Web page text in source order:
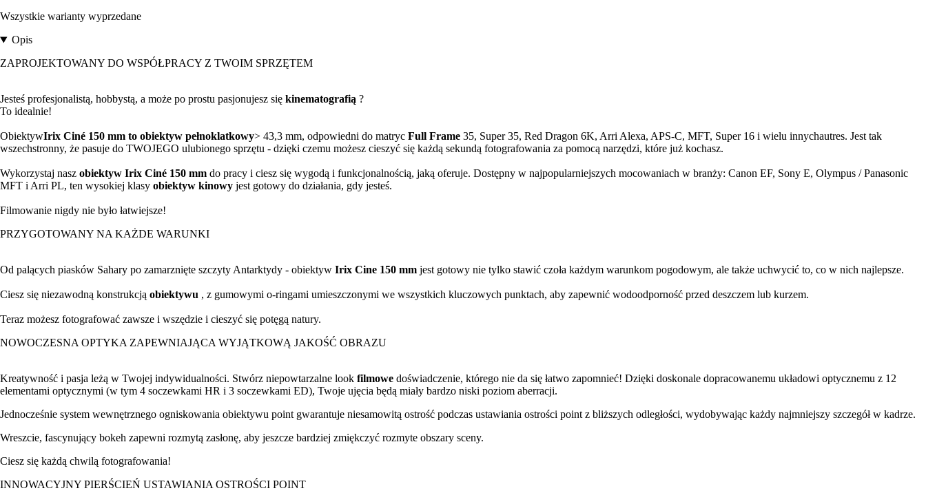
Wszystkie warianty wyprzedane
Opis
ZAPROJEKTOWANY DO WSPÓŁPRACY Z TWOIM SPRZĘTEM
Jesteś profesjonalistą, hobbystą, a może po prostu pasjonujesz się kinematografią ?
To idealnie!
ObiektywIrix Ciné 150 mm to obiektyw pełnoklatkowy> 43,3 mm, odpowiedni do matryc Full Frame 35, Super 35, Red Dragon 6K, Arri Alexa, APS-C, MFT, Super 16 i wielu innychautres. Jest tak
wszechstronny, że pasuje do TWOJEGO ulubionego sprzętu - dzięki czemu możesz cieszyć się każdą sekundą fotografowania za pomocą narzędzi, które już kochasz.
Wykorzystaj nasz obiektyw Irix Ciné 150 mm do pracy i ciesz się wygodą i funkcjonalnością, jaką oferuje. Dostępny w najpopularniejszych mocowaniach w branży: Canon EF, Sony E, Olympus / Panasonic
MFT i Arri PL, ten wysokiej klasy obiektyw kinowy jest gotowy do działania, gdy jesteś.
Filmowanie nigdy nie było łatwiejsze!
PRZYGOTOWANY NA KAŻDE WARUNKI
Od palących piasków Sahary po zamarznięte szczyty Antarktydy - obiektyw Irix Cine 150 mm jest gotowy nie tylko stawić czoła każdym warunkom pogodowym, ale także uchwycić to, co w nich najlepsze.
Ciesz się niezawodną konstrukcją obiektywu , z gumowymi o-ringami umieszczonymi we wszystkich kluczowych punktach, aby zapewnić wodoodporność przed deszczem lub kurzem.
Teraz możesz fotografować zawsze i wszędzie i cieszyć się potęgą natury.
NOWOCZESNA OPTYKA ZAPEWNIAJĄCA WYJĄTKOWĄ JAKOŚĆ OBRAZU
Kreatywność i pasja leżą w Twojej indywidualności. Stwórz niepowtarzalne look filmowe doświadczenie, którego nie da się łatwo zapomnieć! Dzięki doskonale dopracowanemu układowi optycznemu z 12
elementami optycznymi (w tym 4 soczewkami HR i 3 soczewkami ED), Twoje ujęcia będą miały bardzo niski poziom aberracji.
Jednocześnie system wewnętrznego ogniskowania obiektywu point gwarantuje niesamowitą ostrość podczas ustawiania ostrości point z bliższych odległości, wydobywając każdy najmniejszy szczegół w kadrze.
Wreszcie, fascynujący bokeh zapewni rozmytą zasłonę, aby jeszcze bardziej zmiękczyć rozmyte obszary sceny.
Ciesz się każdą chwilą fotografowania!
INNOWACYJNY PIERŚCIEŃ USTAWIANIA OSTROŚCI POINT